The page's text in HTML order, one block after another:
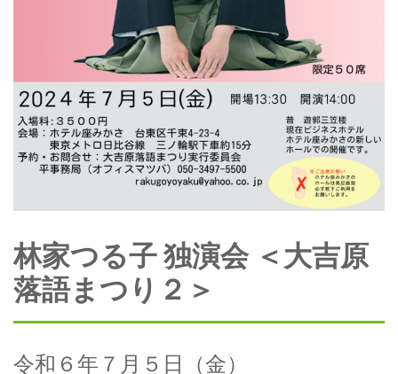
林家つる子 独演会 ＜大吉原
落語まつり２＞
令和６年７月５日（金）